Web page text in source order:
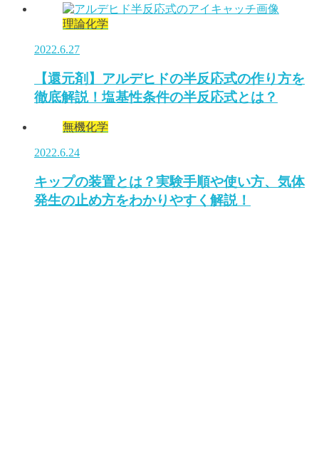
理論化学
2022.6.27
【還元剤】アルデヒドの半反応式の作り方を
徹底解説！塩基性条件の半反応式とは？
無機化学
2022.6.24
キップの装置とは？実験手順や使い方、気体
発生の止め方をわかりやすく解説！